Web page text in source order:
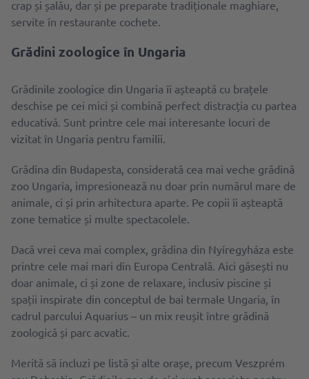
crap și șalău, dar și pe preparate tradiționale maghiare,
servite în restaurante cochete.
Grădini zoologice în Ungaria
Grădinile zoologice din Ungaria îi așteaptă cu brațele
deschise pe cei mici și combină perfect distracția cu partea
educativă. Sunt printre cele mai interesante locuri de
vizitat în Ungaria pentru familii.
Grădina din Budapesta, considerată cea mai veche grădină
zoo Ungaria, impresionează nu doar prin numărul mare de
animale, ci și prin arhitectura aparte. Pe copii îi așteaptă
zone tematice și multe spectacolele.
Dacă vrei ceva mai complex, grădina din Nyíregyháza este
printre cele mai mari din Europa Centrală. Aici găsești nu
doar animale, ci și zone de relaxare, inclusiv piscine și
spații inspirate din conceptul de bai termale Ungaria, în
cadrul parcului Aquarius – un mix reușit între grădină
zoologică și parc acvatic.
Merită să incluzi pe listă și alte orașe, precum Veszprém